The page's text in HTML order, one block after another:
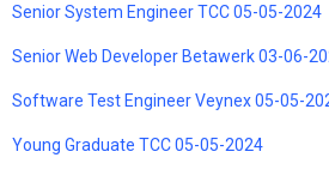
Senior System Engineer TCC 05-05-2024
Senior Web Developer Betawerk 03-06-
Software Test Engineer Veynex 05-05-
Young Graduate TCC 05-05-2024